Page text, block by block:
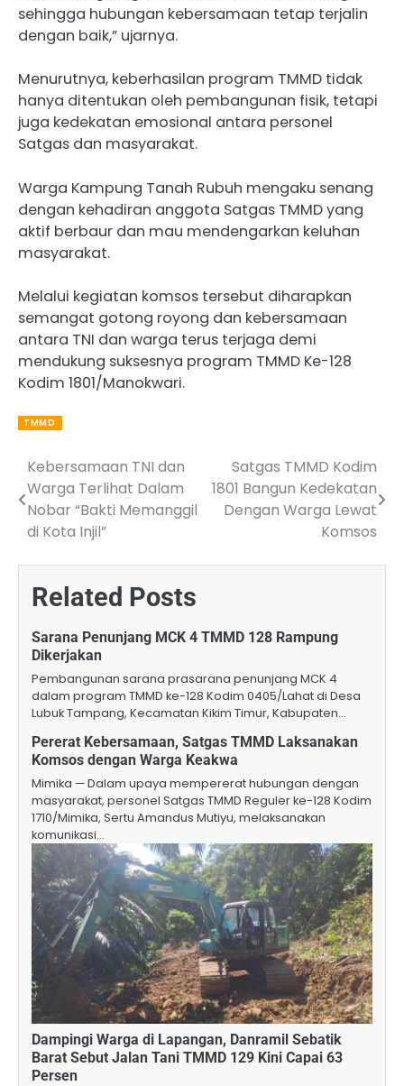
sehingga hubungan kebersamaan tetap terjalin
dengan baik,” ujarnya.
Menurutnya, keberhasilan program TMMD tidak
hanya ditentukan oleh pembangunan fisik, tetapi
juga kedekatan emosional antara personel
Satgas dan masyarakat.
Warga Kampung Tanah Rubuh mengaku senang
dengan kehadiran anggota Satgas TMMD yang
aktif berbaur dan mau mendengarkan keluhan
masyarakat.
Melalui kegiatan komsos tersebut diharapkan
semangat gotong royong dan kebersamaan
antara TNI dan warga terus terjaga demi
mendukung suksesnya program TMMD Ke-128
Kodim 1801/Manokwari.
TMMD
Post
navigation
Kebersamaan TNI dan
Warga Terlihat Dalam
Nobar “Bakti Memanggil
di Kota Injil”
Satgas TMMD Kodim
1801 Bangun Kedekatan
Dengan Warga Lewat
Komsos
Related Posts
Sarana Penunjang MCK 4 TMMD 128 Rampung
Dikerjakan
Pembangunan sarana prasarana penunjang MCK 4
dalam program TMMD ke-128 Kodim 0405/Lahat di Desa
Lubuk Tampang, Kecamatan Kikim Timur, Kabupaten…
Pererat Kebersamaan, Satgas TMMD Laksanakan
Komsos dengan Warga Keakwa
Mimika — Dalam upaya mempererat hubungan dengan
masyarakat, personel Satgas TMMD Reguler ke-128 Kodim
1710/Mimika, Sertu Amandus Mutiyu, melaksanakan
komunikasi…
Dampingi Warga di Lapangan, Danramil Sebatik
Barat Sebut Jalan Tani TMMD 129 Kini Capai 63
Persen